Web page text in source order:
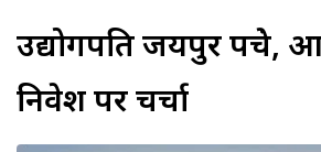
उद्योगपति जयपुर पहुंचे,
निवेश पर चर्चा